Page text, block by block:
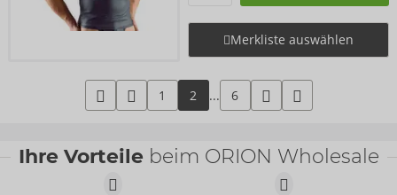
Merkliste auswählen
1 2 ... 6
Ihre Vorteile beim ORION Wholesale